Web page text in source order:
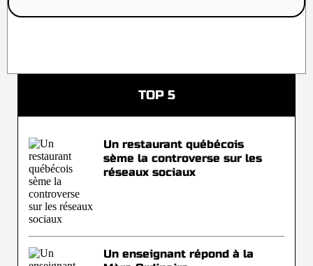
TOP 5
Un restaurant québécois
sème la controverse sur les
réseaux sociaux
Un enseignant répond à la